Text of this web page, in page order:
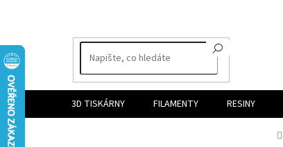
3D TISKÁRNY FILAMENTY RESINY